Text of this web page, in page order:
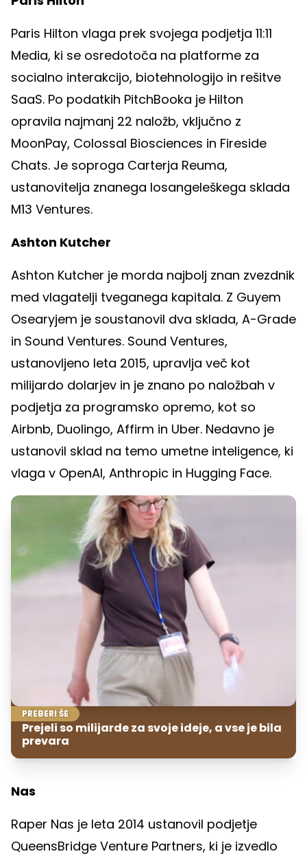
Paris Hilton vlaga prek svojega podjetja 11:11
Media, ki se osredotoča na platforme za
socialno interakcijo, biotehnologijo in rešitve
SaaS. Po podatkih PitchBooka je Hilton
opravila najmanj 22 naložb, vključno z
MoonPay, Colossal Biosciences in Fireside
Chats. Je soproga Carterja Reuma,
ustanovitelja znanega losangeleškega sklada
M13 Ventures.
Ashton Kutcher
Ashton Kutcher je morda najbolj znan zvezdnik
med vlagatelji tveganega kapitala. Z Guyem
Osearyjem je soustanovil dva sklada, A-Grade
in Sound Ventures. Sound Ventures,
ustanovljeno leta 2015, upravlja več kot
milijardo dolarjev in je znano po naložbah v
podjetja za programsko opremo, kot so
Airbnb, Duolingo, Affirm in Uber. Nedavno je
ustanovil sklad na temo umetne inteligence, ki
vlaga v OpenAI, Anthropic in Hugging Face.
PREBERI ŠE
Prejeli so milijarde za svoje ideje, a vse je bila
prevara
Nas
Raper Nas je leta 2014 ustanovil podjetje
QueensBridge Venture Partners, ki je izvedlo